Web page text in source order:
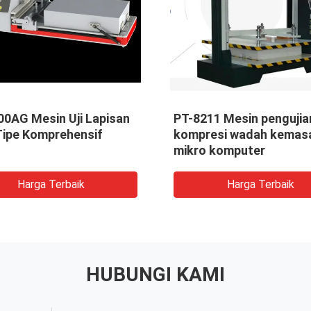
Mesin
PTX-300L Small Roll To Roll
Coating Testing Machine
Mesin pengujian lapisan kecil
HUBUNGI KAMI